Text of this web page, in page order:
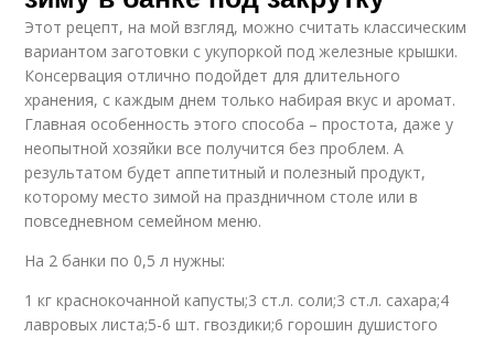
Этот рецепт, на мой взгляд, можно считать классическим
вариантом заготовки с укупоркой под железные крышки.
Консервация отлично подойдет для длительного
хранения, с каждым днем только набирая вкус и аромат.
Главная особенность этого способа – простота, даже у
неопытной хозяйки все получится без проблем. А
результатом будет аппетитный и полезный продукт,
которому место зимой на праздничном столе или в
повседневном семейном меню.
На 2 банки по 0,5 л нужны:
1 кг краснокочанной капусты;3 ст.л. соли;3 ст.л. сахара;4
лавровых листа;5-6 шт. гвоздики;6 горошин душистого